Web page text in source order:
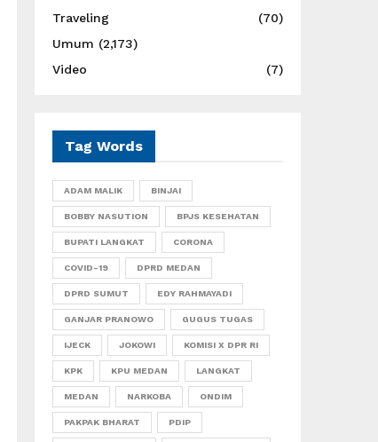
Traveling
(70)
Umum (2,173)
Video
(7)
Tag Words
ADAM MALIK BINJAI
BOBBY NASUTION BPJS KESEHATAN
BUPATI LANGKAT CORONA
COVID-19 DPRD MEDAN
DPRD SUMUT EDY RAHMAYADI
GANJAR PRANOWO GUGUS TUGAS
IJECK JOKOWI KOMISI X DPR RI
KPK KPU MEDAN LANGKAT
MEDAN NARKOBA ONDIM
PAKPAK BHARAT PDIP